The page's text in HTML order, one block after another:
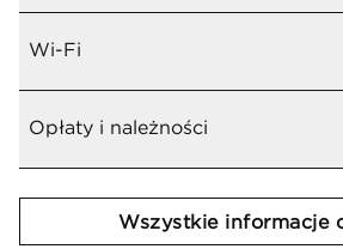
Wi-Fi
Opłaty i należności
Wszystkie informacje